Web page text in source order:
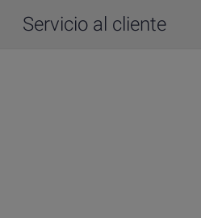
Servicio al cliente